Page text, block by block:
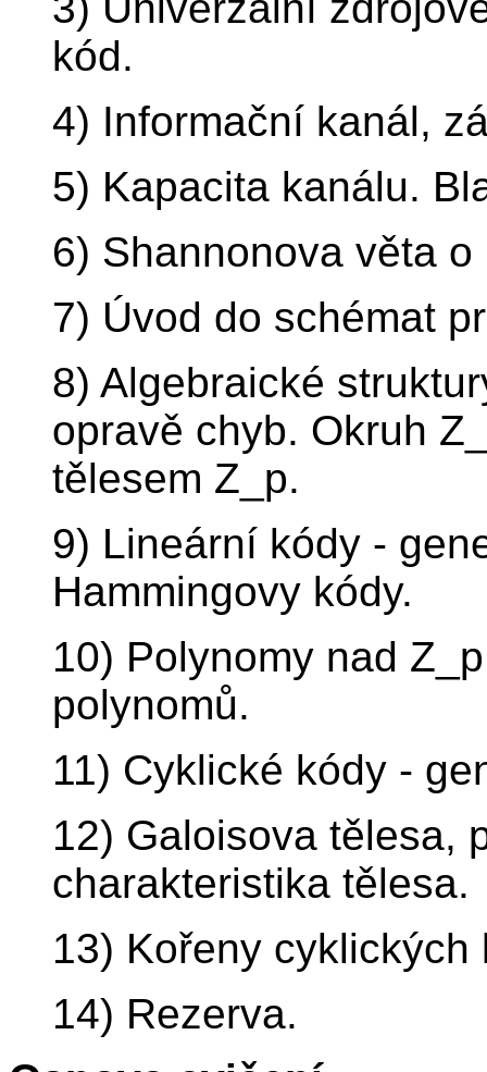
kód.
4) Informační kanál,
5) Kapacita kanálu.
6) Shannonova věta
7) Úvod do schémat
8) Algebraické
opravě chyb. Okruh
tělesem Z_p.
9) Lineární kódy -
Hammingovy kódy.
10) Polynomy nad
polynomů.
11) Cyklické kódy -
12) Galoisova tělesa,
charakteristika tělesa.
13) Kořeny cyklických
14) Rezerva.